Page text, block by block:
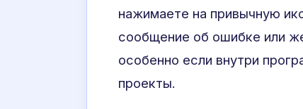
нажимаете на привычную
сообщение об ошибке или
особенно если внутри
проекты.